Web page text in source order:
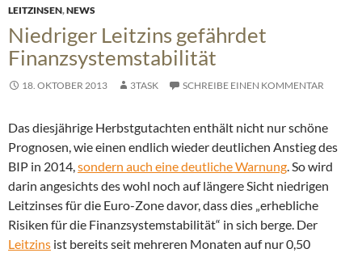
LEITZINSEN,NEWS
Niedriger Leitzins gefährdet
Finanzsystemstabilität
18. OKTOBER 2013 3TASK SCHREIBE EINEN KOMMENTAR
Das diesjährige Herbstgutachten enthält nicht nur schöne
Prognosen, wie einen endlich wieder deutlichen Anstieg des
BIP in 2014,sondern auch eine deutliche Warnung. So wird
darin angesichts des wohl noch auf längere Sicht niedrigen
Leitzinses für die Euro-Zone davor, dass dies „erhebliche
Risiken für die Finanzsystemstabilität“ in sich berge. Der
Leitzins ist bereits seit mehreren Monaten auf nur 0,50